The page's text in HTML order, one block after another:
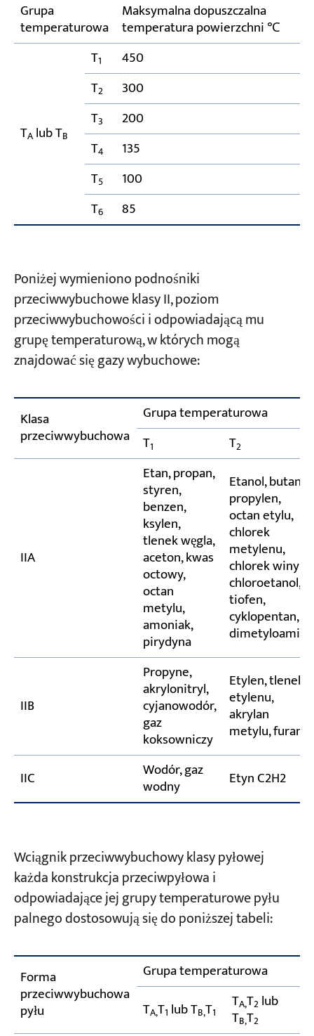
Grupa
temperaturowa
Maksymalna dopuszczalna
temperatura powierzchni ℃
TA lub TB
T1
450
T2
300
T3
200
T4
135
T5
100
T6 85
Poniżej wymieniono podnośniki
przeciwwybuchowe klasy II, poziom
przeciwwybuchowości i odpowiadającą mu
grupę temperaturową, w których mogą
znajdować się gazy wybuchowe:
Klasa
przeciwwybuchowa
Grupa temperaturowa
T1 T2
IIA
Etan, propan,
styren,
benzen,
ksylen,
tlenek węgla,
aceton, kwas
octowy,
octan
metylu,
amoniak,
pirydyna
Etanol, butan,
propylen,
octan etylu,
chlorek
metylenu,
chlorek winylu,
chloroetanol,
tiofen,
cyklopentan,
dimetyloamina
IIB
Propyne,
akrylonitryl,
cyjanowodór,
gaz
koksowniczy
Etylen, tlenek
etylenu,
akrylan
metylu, furany
IIC Wodór, gaz
wodny Etyn C2H2
Wciągnik przeciwwybuchowy klasy pyłowej
każda konstrukcja przeciwpyłowa i
odpowiadające jej grupy temperaturowe pyłu
palnego dostosowują się do poniższej tabeli:
Forma
przeciwwybuchowa
pyłu
Grupa temperaturowa
TA,T1 lub TB,T1
TA,T2 lub
TB,T2